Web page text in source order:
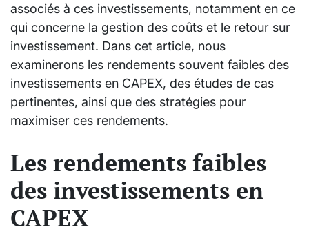
associés à ces investissements, notamment en ce
qui concerne la gestion des coûts et le retour sur
investissement. Dans cet article, nous
examinerons les rendements souvent faibles des
investissements en CAPEX, des études de cas
pertinentes, ainsi que des stratégies pour
maximiser ces rendements.
Les rendements faibles
des investissements en
CAPEX